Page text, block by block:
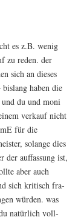
es z.B. wenig
zu reden. der
sich an die­ses
haben die
du und moni
ver­kauf nicht
für die
solan­ge dies
der auf­fas­sung ist,
aber auch
sich kri­tisch fra­
wür­den. was
du natür­lich voll­